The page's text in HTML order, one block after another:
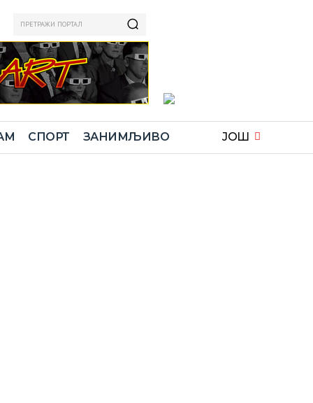
ПРЕТРАЖИ ПОРТАЛ
СПОРТ ЗАНИМЉИВО ЈОШ